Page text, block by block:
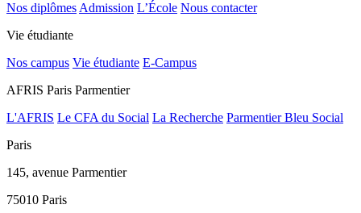
Nos diplômes Admission L’École Nous contacter
Vie étudiante
Nos campus Vie étudiante E-Campus
AFRIS Paris Parmentier
L'AFRIS Le CFA du Social La Recherche Parmentier Bleu Social
Paris
145, avenue Parmentier
75010 Paris